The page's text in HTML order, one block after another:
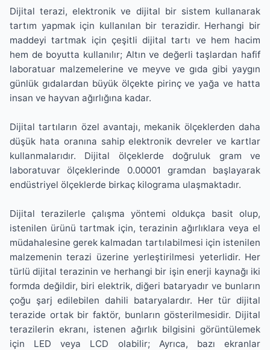
Dijital terazi, elektronik ve dijital bir sistem kullanarak
tartım yapmak için kullanılan bir terazidir. Herhangi bir
maddeyi tartmak için çeşitli dijital tartı ve hem hacim
hem de boyutta kullanılır; Altın ve değerli taşlardan hafif
laboratuar malzemelerine ve meyve ve gıda gibi yaygın
günlük gıdalardan büyük ölçekte pirinç ve yağa ve hatta
insan ve hayvan ağırlığına kadar.
Dijital tartıların özel avantajı, mekanik ölçeklerden daha
düşük hata oranına sahip elektronik devreler ve kartlar
kullanmalarıdır. Dijital ölçeklerde doğruluk gram ve
laboratuvar ölçeklerinde 0.00001 gramdan başlayarak
endüstriyel ölçeklerde birkaç kilograma ulaşmaktadır.
Dijital terazilerle çalışma yöntemi oldukça basit olup,
istenilen ürünü tartmak için, terazinin ağırlıklara veya el
müdahalesine gerek kalmadan tartılabilmesi için istenilen
malzemenin terazi üzerine yerleştirilmesi yeterlidir. Her
türlü dijital terazinin ve herhangi bir işin enerji kaynağı iki
formda değildir, biri elektrik, diğeri bataryadır ve bunların
çoğu şarj edilebilen dahili bataryalardır. Her tür dijital
terazide ortak bir faktör, bunların gösterilmesidir. Dijital
terazilerin ekranı, istenen ağırlık bilgisini görüntülemek
için LED veya LCD olabilir; Ayrıca, bazı ekranlar